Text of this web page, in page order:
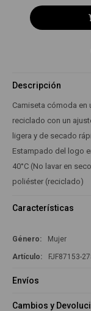
Descripción
Camiseta cómoda
reciclado con un
ligera y de secado
Estampado del logo
40°C (No lavar en
poliéster (reciclado)
Características
Género Mujer
FJF87153-
Envíos
Cambios y